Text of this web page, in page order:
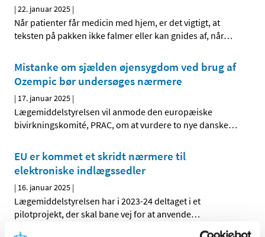
|22. januar 2025 |
Når patienter får medicin med hjem, er det vigtigt, at
teksten på pakken ikke falmer eller kan gnides af, når…
Mistanke om sjælden øjensygdom ved brug af
Ozempic bør undersøges nærmere
| 17. januar 2025 |
Lægemiddelstyrelsen vil anmode den europæiske
bivirkningskomité, PRAC, om at vurdere to nye danske…
EU er kommet et skridt nærmere til
elektroniske indlægssedler
| 16. januar 2025 |
Lægemiddelstyrelsen har i 2023-24 deltaget i et
pilotprojekt, der skal bane vej for at anvende…